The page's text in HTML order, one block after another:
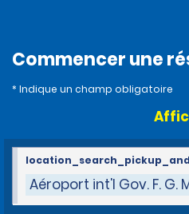
Commencer une
* Indique un champ obligatoire
Aéroport int'l Gov. F. G.